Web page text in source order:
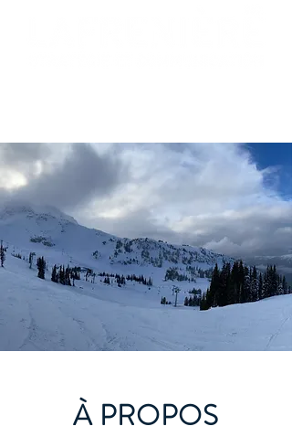
À PROPOS